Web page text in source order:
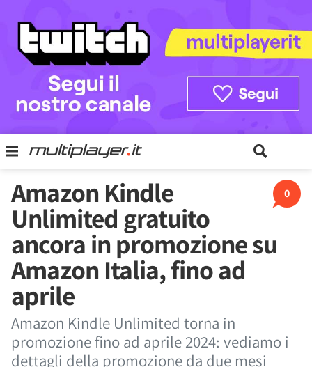
0
Amazon Kindle
Unlimited gratuito
ancora in promozione su
Amazon Italia, fino ad
aprile
Amazon Kindle Unlimited torna in
promozione fino ad aprile 2024: vediamo i
dettagli della promozione da due mesi